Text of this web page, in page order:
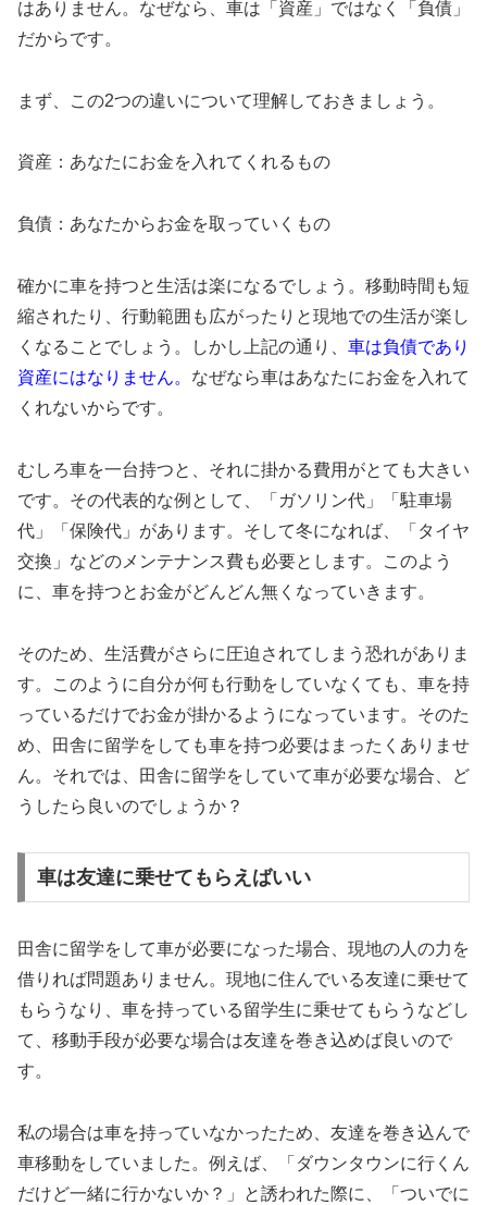
はありません。なぜなら、車は「資産」ではなく「負債」
だからです。
まず、この2つの違いについて理解しておきましょう。
資産：あなたにお金を入れてくれるもの
負債：あなたからお金を取っていくもの
確かに車を持つと生活は楽になるでしょう。移動時間も短
縮されたり、行動範囲も広がったりと現地での生活が楽し
くなることでしょう。しかし上記の通り、 車は負債であり
資産にはなりません。 なぜなら車はあなたにお金を入れて
くれないからです。
むしろ車を一台持つと、それに掛かる費用がとても大きい
です。その代表的な例として、「ガソリン代」「駐車場
代」「保険代」があります。そして冬になれば、「タイヤ
交換」などのメンテナンス費も必要とします。このよう
に、車を持つとお金がどんどん無くなっていきます。
そのため、生活費がさらに圧迫されてしまう恐れがありま
す。このように自分が何も行動をしていなくても、車を持
っているだけでお金が掛かるようになっています。そのた
め、田舎に留学をしても車を持つ必要はまったくありませ
ん。それでは、田舎に留学をしていて車が必要な場合、ど
うしたら良いのでしょうか？
車は友達に乗せてもらえばいい
田舎に留学をして車が必要になった場合、現地の人の力を
借りれば問題ありません。現地に住んでいる友達に乗せて
もらうなり、車を持っている留学生に乗せてもらうなどし
て、移動手段が必要な場合は友達を巻き込めば良いので
す。
私の場合は車を持っていなかったため、友達を巻き込んで
車移動をしていました。例えば、「ダウンタウンに行くん
だけど一緒に行かないか？」と誘われた際に、「ついでに